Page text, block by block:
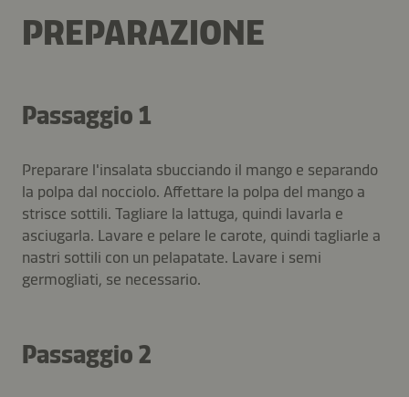
PREPARAZIONE
Passaggio 1
Preparare l'insalata sbucciando il mango e separando
la polpa dal nocciolo. Affettare la polpa del mango a
strisce sottili. Tagliare la lattuga, quindi lavarla e
asciugarla. Lavare e pelare le carote, quindi tagliarle a
nastri sottili con un pelapatate. Lavare i semi
germogliati, se necessario.
Passaggio 2